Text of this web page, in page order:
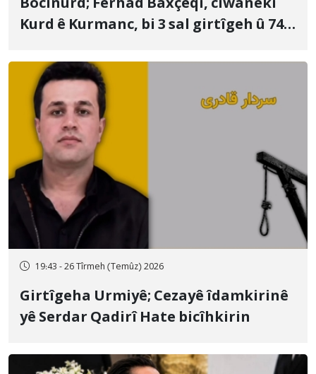
Bocinûrd; Ferhad Baxçeqî, ciwanekî
Kurd ê Kurmanc, bi 3 sal girtîgeh û 74
19:43 - 26 Tîrmeh (Temûz) 2026
Girtîgeha Urmiyê; Cezayê îdamkirinê
yê Serdar Qadirî Hate bicîhkirin